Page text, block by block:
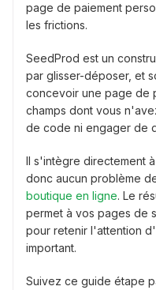
page de paiement
les frictions.
SeedProd est un
par glisser-déposer, et
concevoir une page de
champs dont vous
de code ni engager de
Il s'intègre directement
donc aucun problème
boutique en ligne. Le
permet à vos pages de
pour retenir l'attention
important.
Suivez ce guide étape